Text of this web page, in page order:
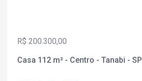
R$ 200.300,00
Casa 112 m² - Centro - Tanabi - SP